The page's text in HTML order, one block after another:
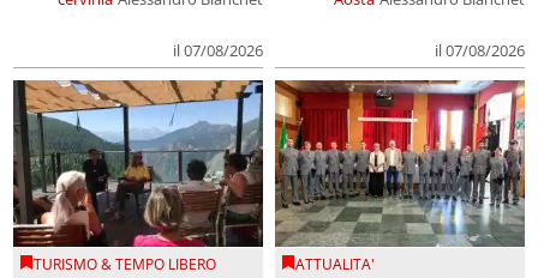
il 07/08/2026 il 07/08/2026
TURISMO & TEMPO LIBERO ATTUALITA'